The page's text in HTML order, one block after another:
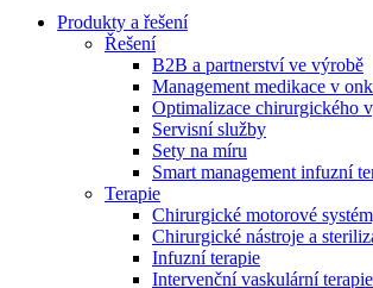
Produktový katalog​
Objevte naše produkty. Navštivte
Braun s našim kompletním produktovým
Zůstaňte v dialogu s B. Braun. ​Kontaktujte
Produkty a řešení
Řešení
B2B a partnerství ve výrobě
Management medikace v
Optimalizace chirurgického
Servisní služby
Sety na míru
Smart management infuzní
Terapie
Chirurgické motorové
Chirurgické nástroje a
Infuzní terapie
Intervenční vaskulární terapie